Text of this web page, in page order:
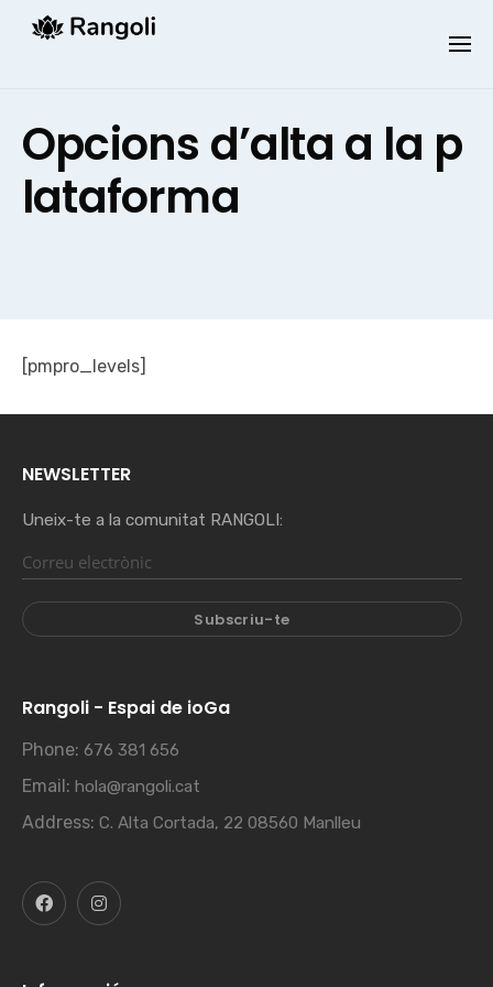
Opcions d’alta a la p
lataforma
[pmpro_levels]
NEWSLETTER
Uneix-te a la comunitat RANGOLI:
Rangoli - Espai de ioGa
Phone: 676 381 656
Email: hola@rangoli.cat
Address: C. Alta Cortada, 22 08560 Manlleu